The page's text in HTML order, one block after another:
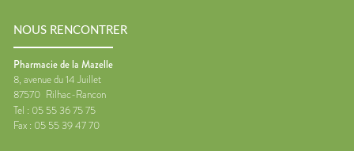
NOUS RENCONTRER
Pharmacie de la Mazelle
8, avenue du 14 Juillet
87570 Rilhac-Rancon
Tel : 05 55 36 75 75
Fax : 05 55 39 47 70